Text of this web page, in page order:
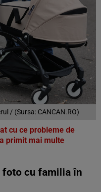
/ (Sursa: CANCAN.RO)
cu ce probleme de
primit mai multe
foto cu familia în